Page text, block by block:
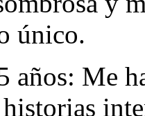
único.
años: Me